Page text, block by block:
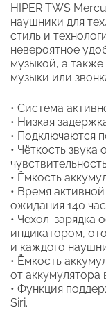
HIPER TWS
наушники для
стиль и
невероятное
музыкой, а
музыки или
• Система
• Низкая
• Подключаются
• Чёткость
• Ёмкость
• Время
ожидания 140
• Чехол-зарядка
индикатором,
и каждого
• Ёмкость
от аккумулятора
• Функция
Siri.